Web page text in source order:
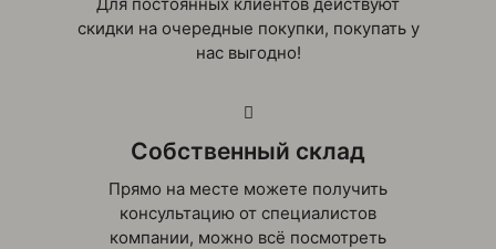
скидки на очередные покупки, покупать у
нас выгодно!
Собственный склад
Прямо на месте можете получить
консультацию от специалистов
компании, можно всё посмотреть